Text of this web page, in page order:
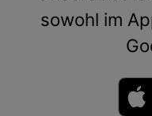
sowohl im